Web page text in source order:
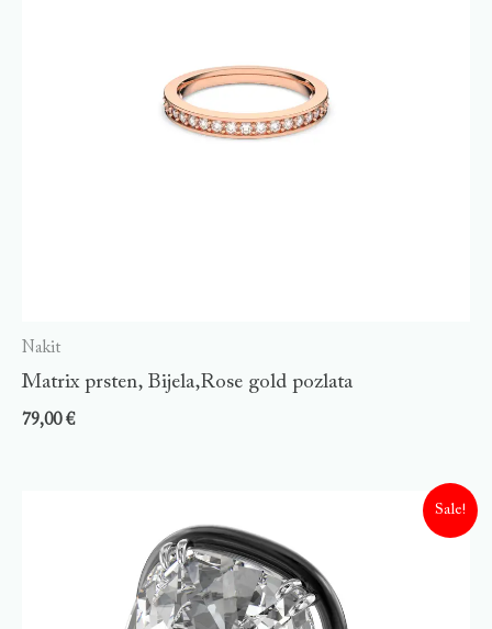
Nakit
Matrix prsten, Bijela,Rose gold pozlata
79,00€
Sale!